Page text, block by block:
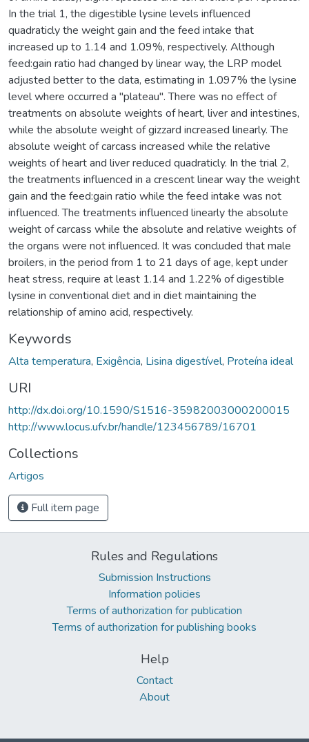
In the trial 1, the digestible lysine levels influenced
quadraticly the weight gain and the feed intake that
increased up to 1.14 and 1.09%, respectively. Although
feed:gain ratio had changed by linear way, the LRP model
adjusted better to the data, estimating in 1.097% the lysine
level where occurred a "plateau". There was no effect of
treatments on absolute weights of heart, liver and intestines,
while the absolute weight of gizzard increased linearly. The
absolute weight of carcass increased while the relative
weights of heart and liver reduced quadraticly. In the trial 2,
the treatments influenced in a crescent linear way the weight
gain and the feed:gain ratio while the feed intake was not
influenced. The treatments influenced linearly the absolute
weight of carcass while the absolute and relative weights of
the organs were not influenced. It was concluded that male
broilers, in the period from 1 to 21 days of age, kept under
heat stress, require at least 1.14 and 1.22% of digestible
lysine in conventional diet and in diet maintaining the
relationship of amino acid, respectively.
Keywords
Alta temperatura, Exigência, Lisina digestível, Proteína ideal
URI
http://dx.doi.org/10.1590/S1516-35982003000200015
http://www.locus.ufv.br/handle/123456789/16701
Collections
Artigos
Full item page
Rules and Regulations
Submission Instructions
Information policies
Terms of authorization for publication
Terms of authorization for publishing books
Help
Contact
About